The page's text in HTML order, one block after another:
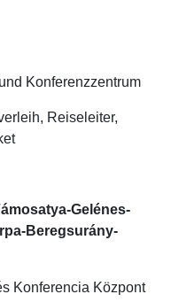
Konferenzzentrum
Reiseleiter,
Gelénes-
Beregsurány-
Konferencia Központ